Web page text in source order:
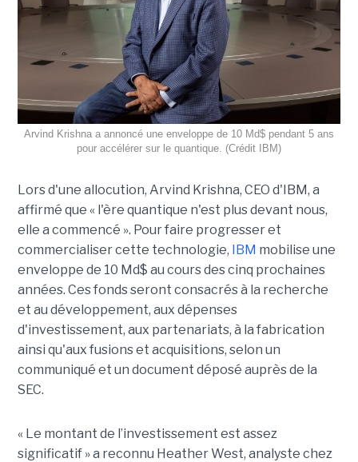
Arvind Krishna a annoncé une enveloppe de 10 Md$ pendant 5 ans
pour accélérer sur le quantique. (Crédit IBM)
Lors d'une allocution, Arvind Krishna, CEO d'IBM, a
affirmé que « l'ère quantique n'est plus devant nous,
elle a commencé ». Pour faire progresser et
commercialiser cette technologie, IBM mobilise une
enveloppe de 10 Md$ au cours des cinq prochaines
années. Ces fonds seront consacrés à la recherche
et au développement, aux dépenses
d'investissement, aux partenariats, à la fabrication
ainsi qu'aux fusions et acquisitions, selon un
communiqué et un document déposé auprès de la
SEC.
« Le montant de l’investissement est assez
significatif » a reconnu Heather West, analyste chez